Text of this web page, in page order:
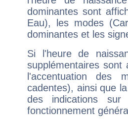
dominantes sont
Eau), les modes
dominantes et les
Si l'heure de
supplémentaires sont
l'accentuation des
cadentes), ainsi que
des indications sur
fonctionnement